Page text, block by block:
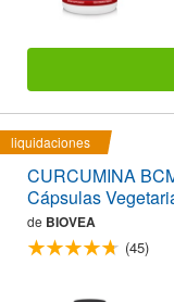
liquidaciones
CURCUMINA
Cápsulas
de BIOVEA
(45)